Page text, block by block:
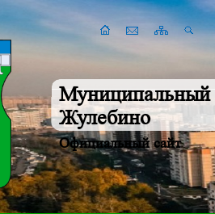
Муниципальный
Жулебино
Официальный сайт